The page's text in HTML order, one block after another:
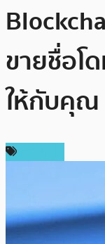
ขายชื่อโ
ให้กับคุณ